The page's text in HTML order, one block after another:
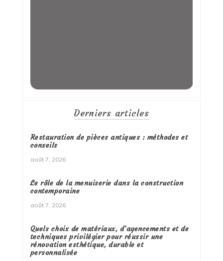
Derniers articles
Restauration de pièces antiques : méthodes et
conseils
août 7, 2026
Le rôle de la menuiserie dans la construction
contemporaine
août 7, 2026
Quels choix de matériaux, d’agencements et de
techniques privilégier pour réussir une
rénovation esthétique, durable et
personnalisée